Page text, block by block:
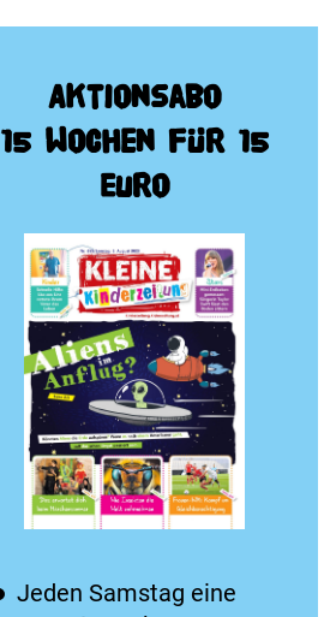
Aktionsabo
15 Wochen für 15
Euro
Jeden Samstag eine